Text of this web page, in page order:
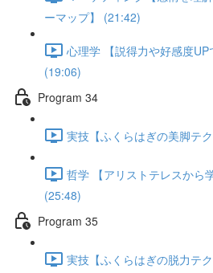
ーマップ】 (21:42)
心理学 【説得力や好感度UP
(19:06)
Program 34
実技【ふくらはぎの美脚テ
哲学 【アリストテレスから
(25:48)
Program 35
実技【ふくらはぎの脱力テ